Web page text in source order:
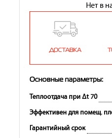
Нет в
ДОСТАВКА
Основные параметры:
Теплоотдача при Δt 70
Эффективен для помещ.
Гарантийный срок